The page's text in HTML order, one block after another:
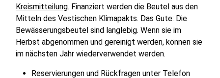
Kreismitteilung. Finanziert werden die Beutel aus den
Mitteln des Vestischen Klimapakts. Das Gute: Die
Bewässerungsbeutel sind langlebig. Wenn sie im
Herbst abgenommen und gereinigt werden, können sie
im nächsten Jahr wiederverwendet werden.
Reservierungen und Rückfragen unter Telefon